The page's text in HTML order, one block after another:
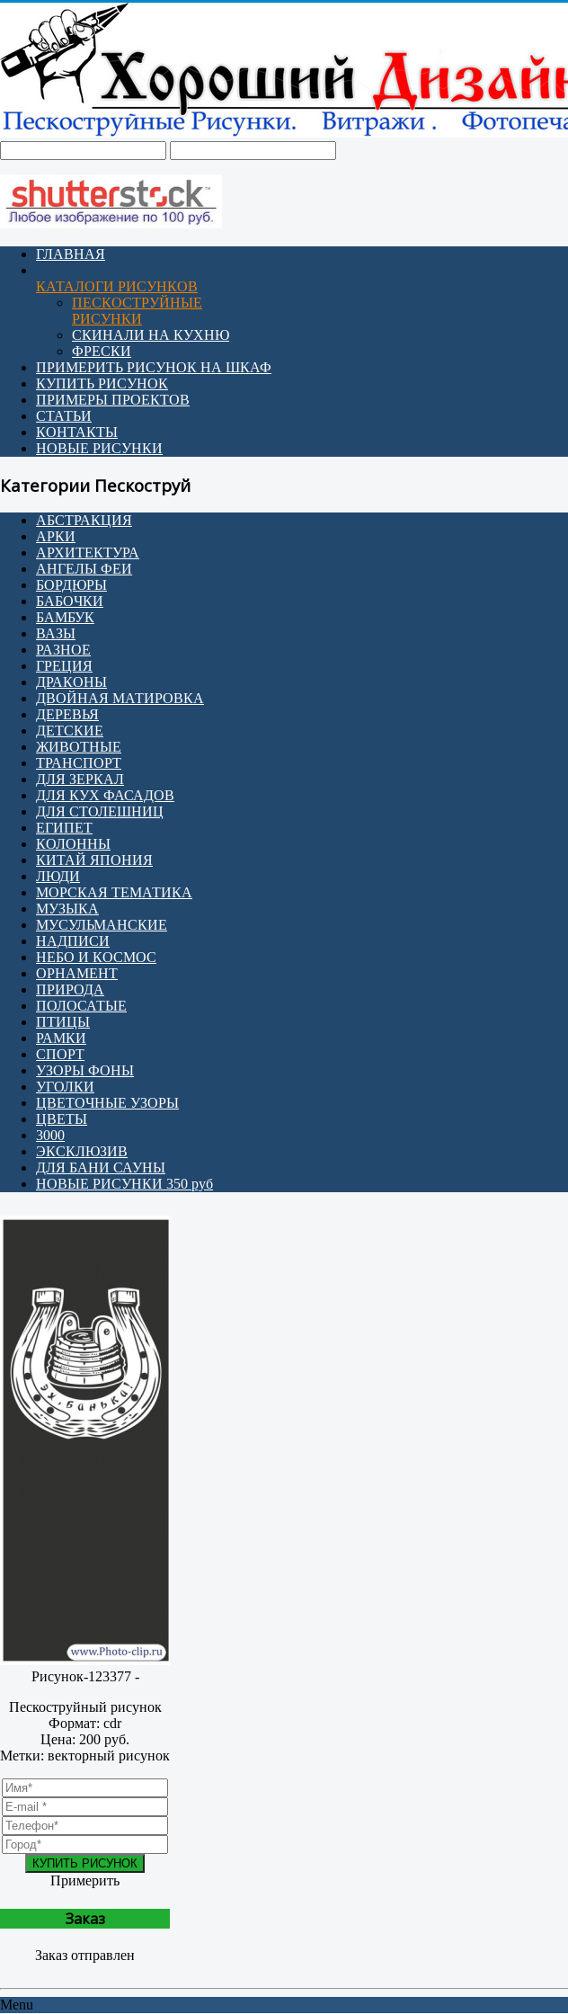
ГЛАВНАЯ
КАТАЛОГИ РИСУНКОВ
ПЕСКОСТРУЙНЫЕ
РИСУНКИ
СКИНАЛИ НА КУХНЮ
ФРЕСКИ
ПРИМЕРИТЬ РИСУНОК НА ШКАФ
КУПИТЬ РИСУНОК
ПРИМЕРЫ ПРОЕКТОВ
СТАТЬИ
КОНТАКТЫ
НОВЫЕ РИСУНКИ
Категории Пескоструй
АБСТРАКЦИЯ
АРКИ
АРХИТЕКТУРА
АНГЕЛЫ ФЕИ
БОРДЮРЫ
БАБОЧКИ
БАМБУК
ВАЗЫ
РАЗНОЕ
ГРЕЦИЯ
ДРАКОНЫ
ДВОЙНАЯ МАТИРОВКА
ДЕРЕВЬЯ
ДЕТСКИЕ
ЖИВОТНЫЕ
ТРАНСПОРТ
ДЛЯ ЗЕРКАЛ
ДЛЯ КУХ ФАСАДОВ
ДЛЯ СТОЛЕШНИЦ
ЕГИПЕТ
КОЛОННЫ
КИТАЙ ЯПОНИЯ
ЛЮДИ
МОРСКАЯ ТЕМАТИКА
МУЗЫКА
МУСУЛЬМАНСКИЕ
НАДПИСИ
НЕБО И КОСМОС
ОРНАМЕНТ
ПРИРОДА
ПОЛОСАТЫЕ
ПТИЦЫ
РАМКИ
СПОРТ
УЗОРЫ ФОНЫ
УГОЛКИ
ЦВЕТОЧНЫЕ УЗОРЫ
ЦВЕТЫ
3000
ЭКСКЛЮЗИВ
ДЛЯ БАНИ САУНЫ
НОВЫЕ РИСУНКИ 350 руб
Рисунок-123377 -
Пескоструйный рисунок
Формат: cdr
Цена: 200 руб.
Метки: векторный рисунок
КУПИТЬ РИСУНОК
Примерить
Заказ
Заказ отправлен
Menu